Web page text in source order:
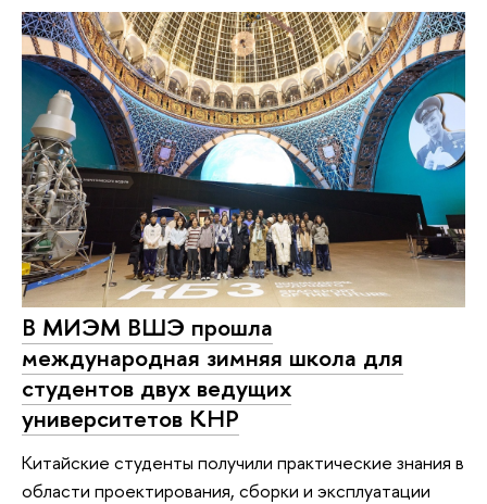
В МИЭМ ВШЭ прошла
международная зимняя школа для
студентов двух ведущих
университетов КНР
Китайские студенты получили практические знания в
области проектирования, сборки и эксплуатации